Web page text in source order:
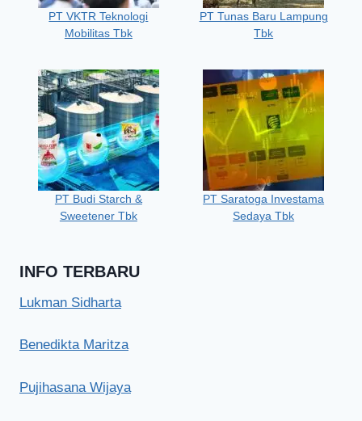
PT VKTR Teknologi
Mobilitas Tbk
PT Tunas Baru Lampung
Tbk
PT Budi Starch &
Sweetener Tbk
PT Saratoga Investama
Sedaya Tbk
INFO TERBARU
Lukman Sidharta
Benedikta Maritza
Pujihasana Wijaya